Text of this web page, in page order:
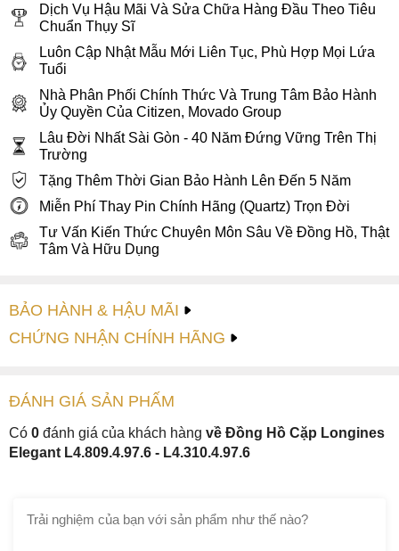
Dịch Vụ Hậu Mãi Và Sửa Chữa Hàng Đầu Theo Tiêu
Chuẩn Thụy Sĩ
Luôn Cập Nhật Mẫu Mới Liên Tục, Phù Hợp Mọi Lứa
Tuổi
Nhà Phân Phối Chính Thức Và Trung Tâm Bảo Hành
Ủy Quyền Của Citizen, Movado Group
Lâu Đời Nhất Sài Gòn - 40 Năm Đứng Vững Trên Thị
Trường
Tặng Thêm Thời Gian Bảo Hành Lên Đến 5 Năm
Miễn Phí Thay Pin Chính Hãng (Quartz) Trọn Đời
Tư Vấn Kiến Thức Chuyên Môn Sâu Về Đồng Hồ, Thật
Tâm Và Hữu Dụng
BẢO HÀNH & HẬU MÃI
CHỨNG NHẬN CHÍNH HÃNG
ĐÁNH GIÁ SẢN PHẤM
Có 0 đánh giá của khách hàng về Đồng Hồ Cặp Longines
Elegant L4.809.4.97.6 - L4.310.4.97.6